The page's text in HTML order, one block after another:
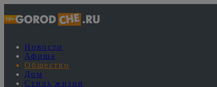
Новости
Афиша
Общество
Дом
Стиль жизни